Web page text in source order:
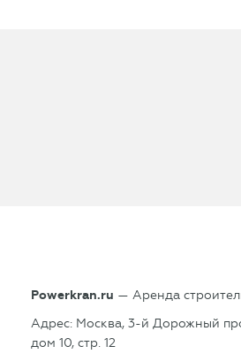
Powerkran.ru — Аренда
Адрес: Москва, 3-й Дорожный
дом 10, cтр. 12